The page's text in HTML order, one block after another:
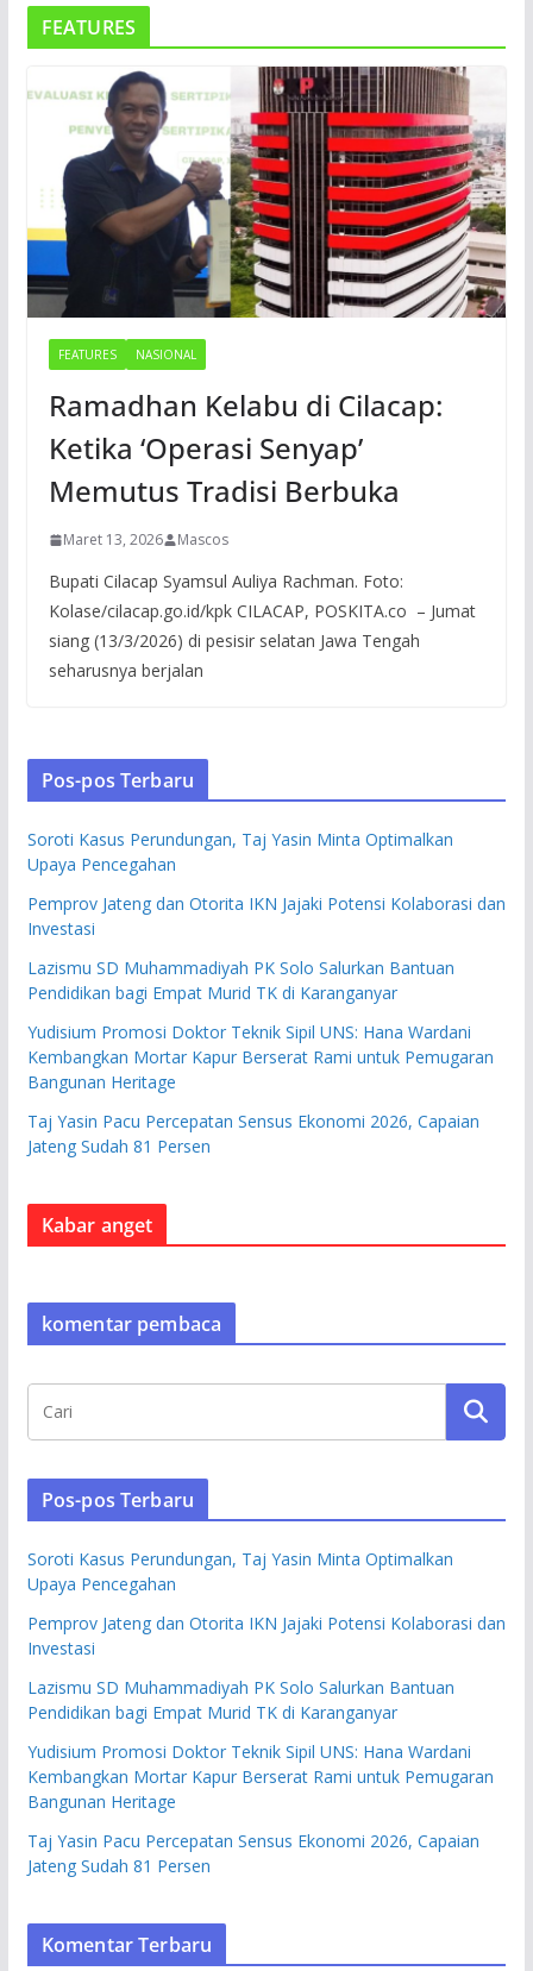
FEATURES
FEATURES NASIONAL
Ramadhan Kelabu di Cilacap:
Ketika ‘Operasi Senyap’
Memutus Tradisi Berbuka
Maret 13, 2026 Mascos
Bupati Cilacap Syamsul Auliya Rachman. Foto:
Kolase/cilacap.go.id/kpk CILACAP, POSKITA.co – Jumat
siang (13/3/2026) di pesisir selatan Jawa Tengah
seharusnya berjalan
Pos-pos Terbaru
Soroti Kasus Perundungan, Taj Yasin Minta Optimalkan
Upaya Pencegahan
Pemprov Jateng dan Otorita IKN Jajaki Potensi Kolaborasi dan
Investasi
Lazismu SD Muhammadiyah PK Solo Salurkan Bantuan
Pendidikan bagi Empat Murid TK di Karanganyar
Yudisium Promosi Doktor Teknik Sipil UNS: Hana Wardani
Kembangkan Mortar Kapur Berserat Rami untuk Pemugaran
Bangunan Heritage
Taj Yasin Pacu Percepatan Sensus Ekonomi 2026, Capaian
Jateng Sudah 81 Persen
Kabar anget
komentar pembaca
Pos-pos Terbaru
Soroti Kasus Perundungan, Taj Yasin Minta Optimalkan
Upaya Pencegahan
Pemprov Jateng dan Otorita IKN Jajaki Potensi Kolaborasi dan
Investasi
Lazismu SD Muhammadiyah PK Solo Salurkan Bantuan
Pendidikan bagi Empat Murid TK di Karanganyar
Yudisium Promosi Doktor Teknik Sipil UNS: Hana Wardani
Kembangkan Mortar Kapur Berserat Rami untuk Pemugaran
Bangunan Heritage
Taj Yasin Pacu Percepatan Sensus Ekonomi 2026, Capaian
Jateng Sudah 81 Persen
Komentar Terbaru